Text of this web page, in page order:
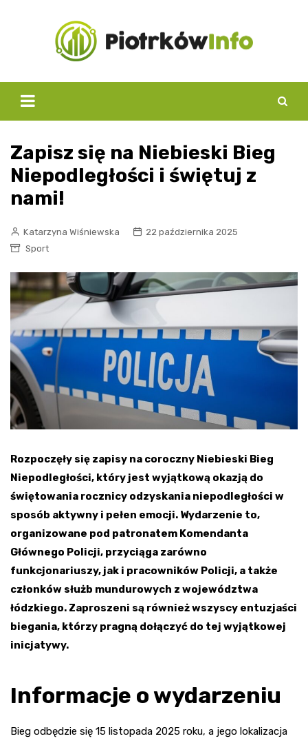
Zapisz się na Niebieski Bieg
Niepodległości i świętuj z
nami!
Katarzyna Wiśniewska
22 października 2025
Sport
Rozpoczęły się zapisy na coroczny Niebieski Bieg
Niepodległości, który jest wyjątkową okazją do
świętowania rocznicy odzyskania niepodległości w
sposób aktywny i pełen emocji. Wydarzenie to,
organizowane pod patronatem Komendanta
Głównego Policji, przyciąga zarówno
funkcjonariuszy, jak i pracowników Policji, a także
członków służb mundurowych z województwa
łódzkiego. Zaproszeni są również wszyscy entuzjaści
biegania, którzy pragną dołączyć do tej wyjątkowej
inicjatywy.
Informacje o wydarzeniu
Bieg odbędzie się 15 listopada 2025 roku, a jego lokalizacja